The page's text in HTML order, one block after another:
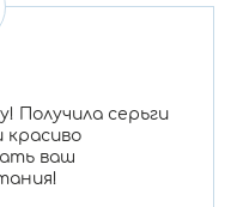
Получила серьги
красиво
ваш